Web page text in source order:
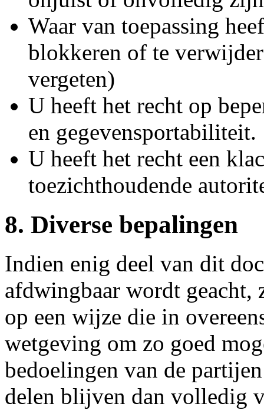
Waar van toepassing
blokkeren of te
vergeten)
U heeft het recht op
en gegevensportabiliteit.
U heeft het recht een
toezichthoudende
8. Diverse bepalingen
Indien enig deel van dit
afdwingbaar wordt geacht,
op een wijze die in
wetgeving om zo goed
bedoelingen van de
delen blijven dan volledig